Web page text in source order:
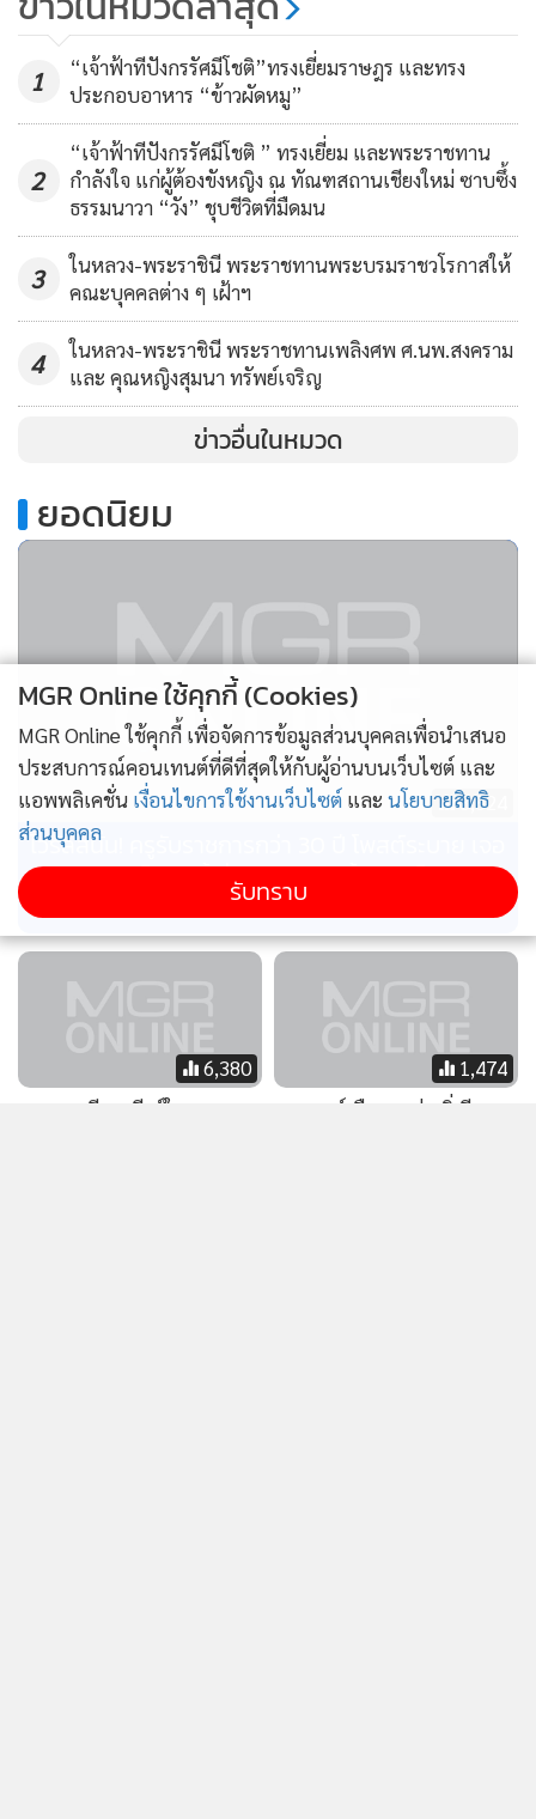
135
พระหัตถ์“กรมสมเด็จพระเทพฯ”
107
“กรมสมเด็จพระเทพฯ”ทรงบำเพ็ญ
พระราชกุศลทรงบาตร เนื่องใน
โอกาสปีใหม่
1
“เจ้าฟ้าทีปังกรรัศมีโชติ”ทรงเยี่ยมราษฎร และทรง
ประกอบอาหาร “ข้าวผัดหมู”
2
“เจ้าฟ้าทีปังกรรัศมีโชติ ” ทรงเยี่ยม และพระราชทาน
กำลังใจ แก่ผู้ต้องขังหญิง ณ ทัณฑสถานเชียงใหม่ ซาบซึ้ง
ธรรมนาวา “วัง” ชุบชีวิตที่มืดมน
3
ในหลวง-พระราชินี พระราชทานพระบรมราชวโรกาสให้
คณะบุคคลต่าง ๆ เฝ้าฯ
4
ในหลวง-พระราชินี พระราชทานเพลิงศพ ศ.นพ.สงคราม
และ คุณหญิงสุมนา ทรัพย์เจริญ
ข่าวอื่นในหมวด
. ยอดนิยม
3,824
ไวรัลสนั่น! ครูรับราชการกว่า 30 ปี โพสต์ระบาย เจอ
พฤติกรรมเด็กยุคนี้ ลั่นล่าสุด “คนทั้งโลกเห็น แต่แม่
มันไม่เห็น”
6,380
ทูตทหารจีนเคลียร์ใจ ทบ.
1,474
อ.ตฤณห์เตือน! อย่าเพิ่งรีบ
MGR Online ใช้คุกกี้ (Cookies)
MGR Online ใช้คุกกี้ เพื่อจัดการข้อมูลส่วนบุคคลเพื่อนำเสนอ
ประสบการณ์คอนเทนต์ที่ดีที่สุดให้กับผู้อ่านบนเว็บไซต์ และ
แอพพลิเคชั่น เงื่อนไขการใช้งานเว็บไซต์ และ นโยบายสิทธิ
ส่วนบุคคล
รับทราบ